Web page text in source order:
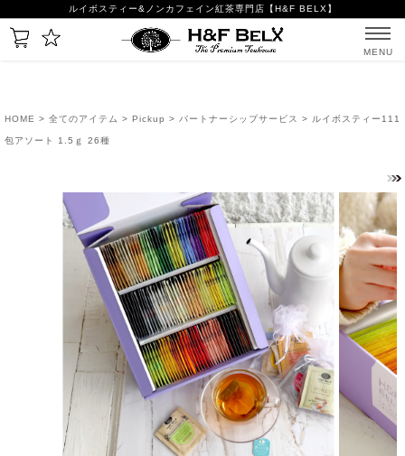
ルイボスティー&ノンカフェイン紅茶専門店【H&F BELX】
MENU
HOME > 全てのアイテム > Pickup > パートナーシップサービス > ルイボスティー111
包アソート 1.5ｇ 26種